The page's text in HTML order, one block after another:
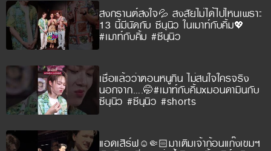
สงกรานต์สงใจ💦 สงสัยไม่ได้ไปไหนเพราะ
13 นี้มีนัดกับ ซีนุนิว ในเมาท์กับคิ้ม💖
#เมาท์กับคิ้ม #ซีนุนิว
เชื่อแล้วว่าตอนหนูกิน ไม่สนใจใครจริง
นอกจาก….🤭#เมาท์กับคิ้มxมอนดามินกับ
ซีนุนิว #ซีนุนิว #shorts
แอดเสิร์ฟ☺️🤏🏻มาเติมเจ้าก้อนแก๊งเขมฯ